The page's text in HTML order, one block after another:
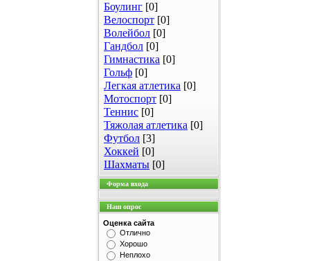
Боулинг [0]
Велоспорт [0]
Волейбол [0]
Гандбол [0]
Гимнастика [0]
Гольф [0]
Легкая атлетика [0]
Мотоспорт [0]
Теннис [0]
Тяжолая атлетика [0]
Футбол [3]
Хоккей [0]
Шахматы [0]
Форма входа
Наш опрос
Оценка сайта
Отлично
Хорошо
Неплохо